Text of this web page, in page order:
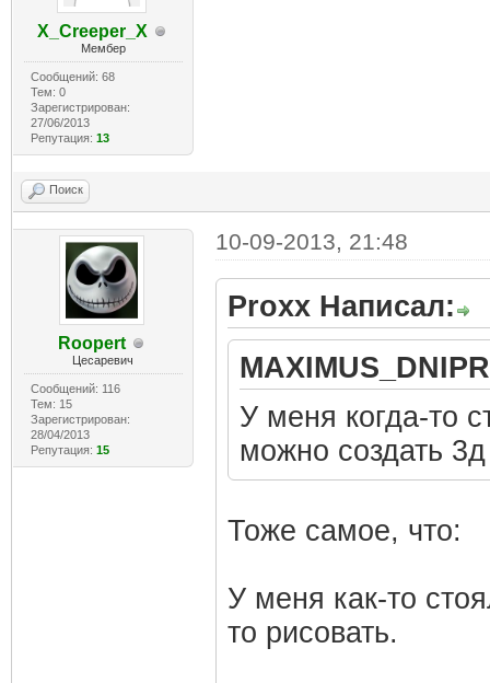
X_Creeper_X
Мембер
Сообщений: 68
Тем: 0
Зарегистрирован:
27/06/2013
Репутация: 13
Поиск
Roopert
Цесаревич
Сообщений: 116
Тем: 15
Зарегистрирован:
28/04/2013
Репутация: 15
10-09-2013, 21:48
Proxx Написал:
У меня когда-то
можно создать
Тоже самое, что:
У меня как-то
то рисовать.